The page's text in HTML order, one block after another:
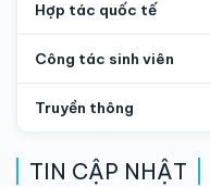
Hợp tác quốc tế
Công tác sinh viên
Truyền thông
TIN CẬP NHẬT